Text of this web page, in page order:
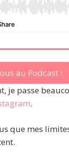
au Podcast !
je passe
.
que mes